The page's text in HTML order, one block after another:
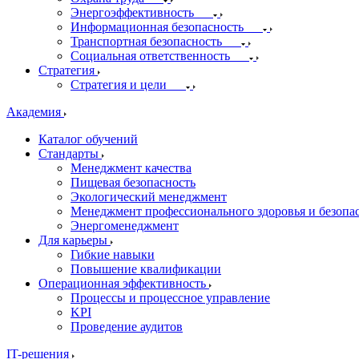
Энергоэффективность
Информационная безопасность
Транспортная безопасность
Социальная ответственность
Стратегия
Стратегия и цели
Академия
Каталог обучений
Стандарты
Менеджмент качества
Пищевая безопасность
Экологический менеджмент
Менеджмент профессионального здоровья и
Энергоменеджмент
Для карьеры
Гибкие навыки
Повышение квалификации
Операционная эффективность
Процессы и процессное управление
KPI
Проведение аудитов
IT-решения